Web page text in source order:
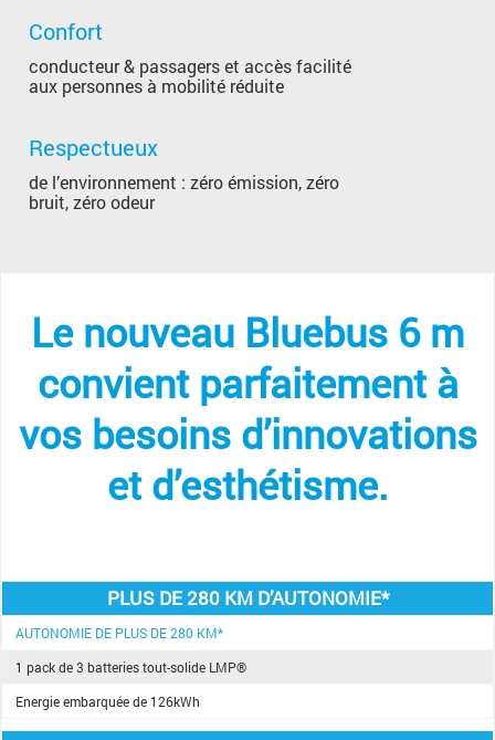
Confort
conducteur & passagers et accès facilité
aux personnes à mobilité réduite
Respectueux
de l’environnement : zéro émission, zéro
bruit, zéro odeur
Le nouveau Bluebus 6 m
convient parfaitement à
vos besoins d’innovations
et d’esthétisme.
PLUS DE 280 KM D’AUTONOMIE*​
AUTONOMIE DE PLUS DE 280 KM*
1 pack de 3 batteries tout-solide LMP®
Energie embarquée de 126kWh